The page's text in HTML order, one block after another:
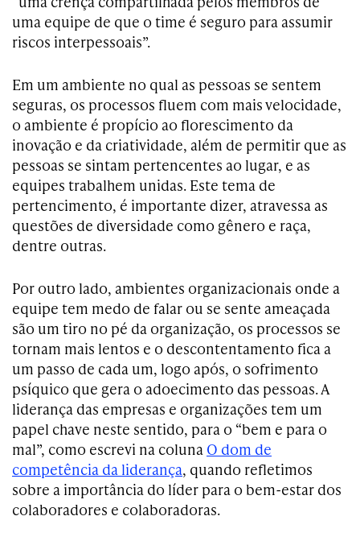
uma equipe de que o time é seguro para assumir
riscos interpessoais”.
Em um ambiente no qual as pessoas se sentem
seguras, os processos fluem com mais velocidade,
o ambiente é propício ao florescimento da
inovação e da criatividade, além de permitir que as
pessoas se sintam pertencentes ao lugar, e as
equipes trabalhem unidas. Este tema de
pertencimento, é importante dizer, atravessa as
questões de diversidade como gênero e raça,
dentre outras.
Por outro lado, ambientes organizacionais onde a
equipe tem medo de falar ou se sente ameaçada
são um tiro no pé da organização, os processos se
tornam mais lentos e o descontentamento fica a
um passo de cada um, logo após, o sofrimento
psíquico que gera o adoecimento das pessoas. A
liderança das empresas e organizações tem um
papel chave neste sentido, para o “bem e para o
mal”, como escrevi na coluna O dom de
competência da liderança, quando refletimos
sobre a importância do líder para o bem-estar dos
colaboradores e colaboradoras.